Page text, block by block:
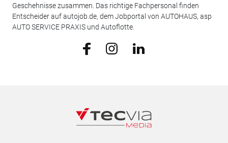
Geschehnisse zusammen. Das richtige Fachpersonal finden
Entscheider auf autojob.de, dem Jobportal von AUTOHAUS, asp
AUTO SERVICE PRAXIS und Autoflotte.